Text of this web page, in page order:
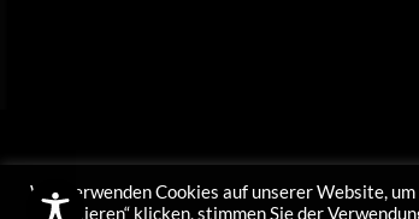
Wir verwenden Cookies auf unserer Website,
akzeptieren“ klicken, stimmen Sie der